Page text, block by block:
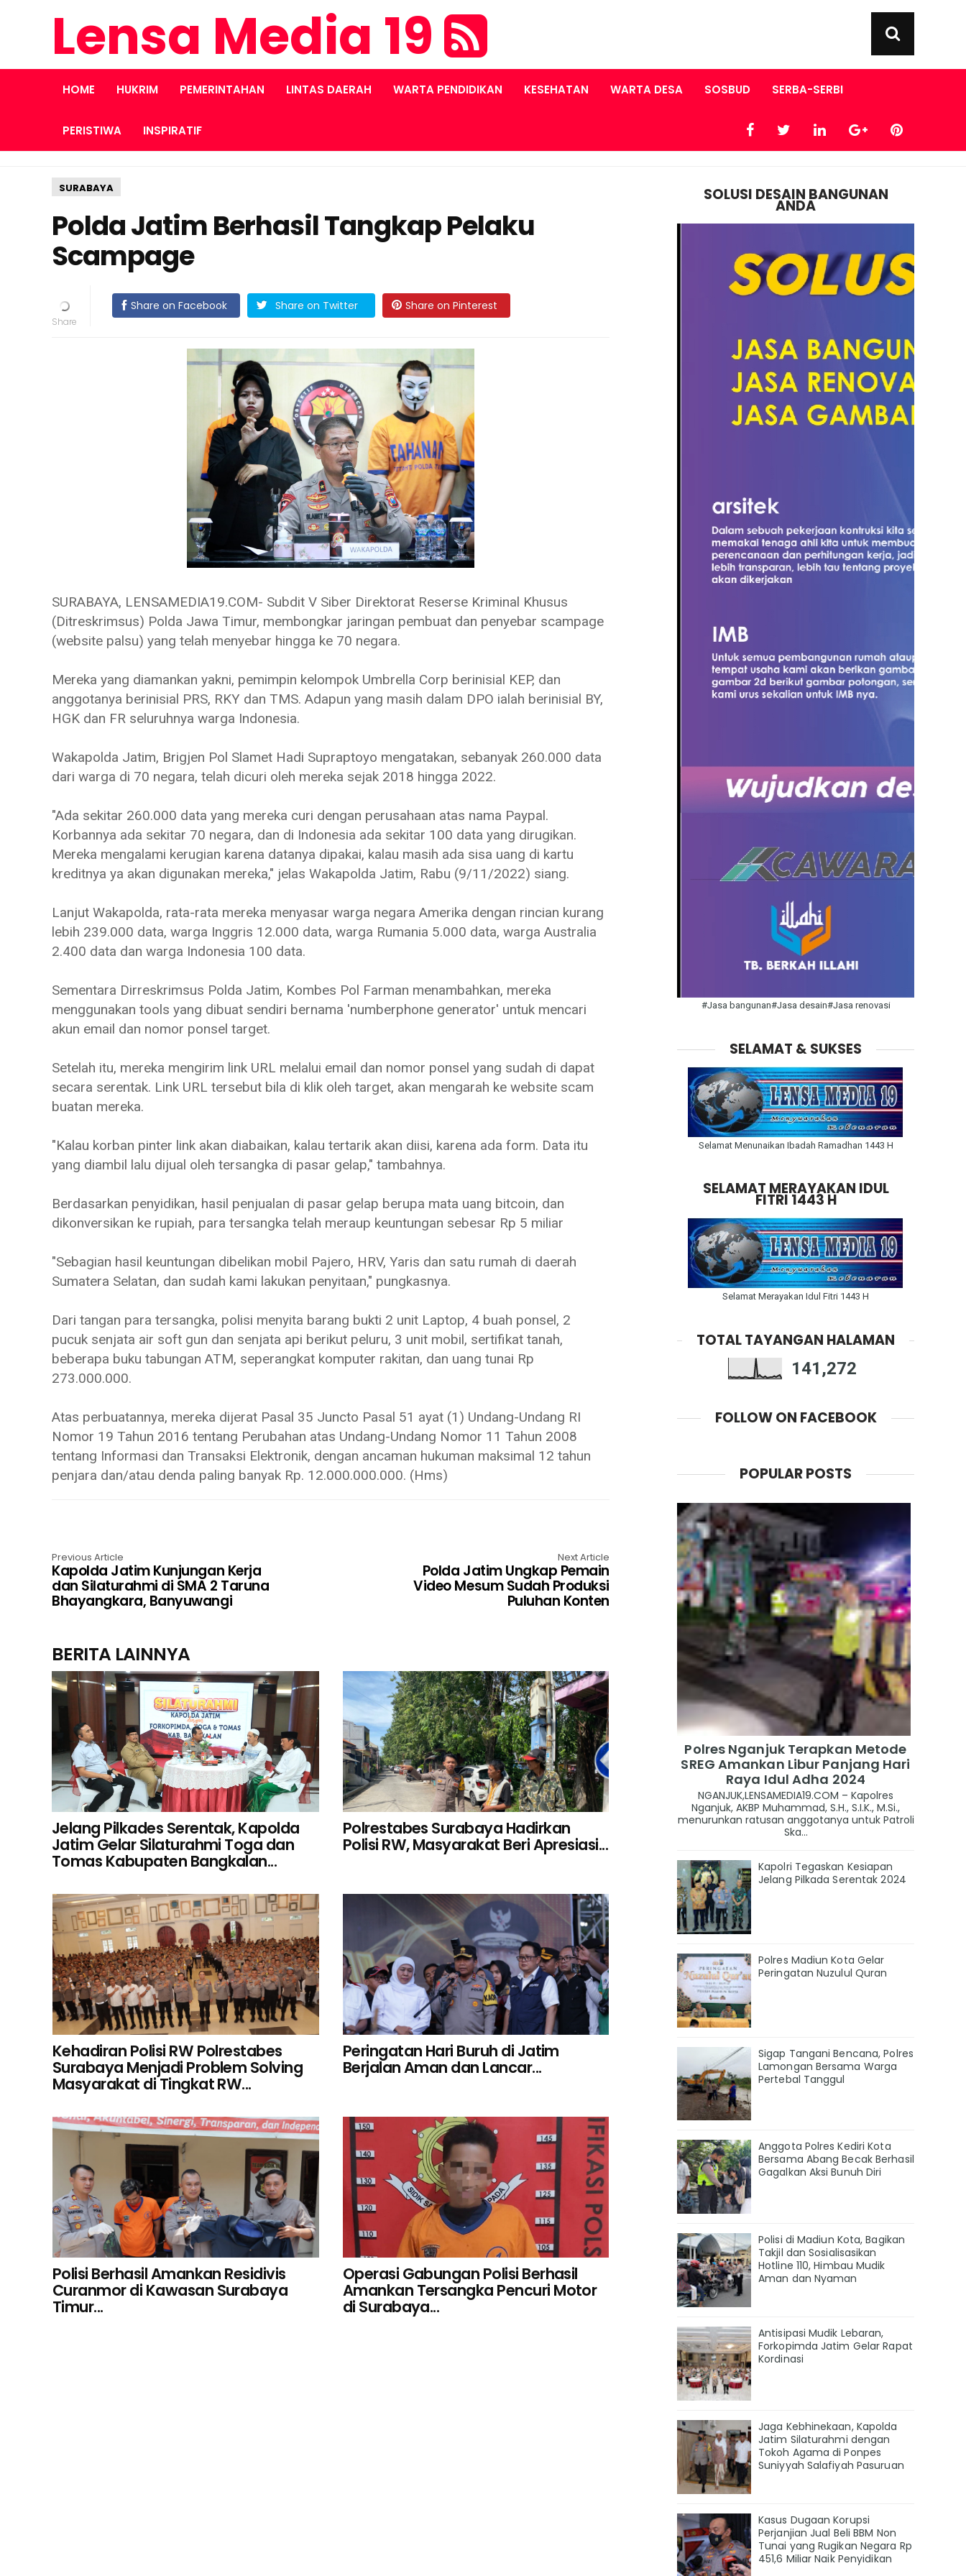
Lensa Media 19
HOME HUKRIM PEMERINTAHAN LINTAS DAERAH WARTA PENDIDIKAN KESEHATAN WARTA DESA SOSBUD SERBA-SERBI
PERISTIWA INSPIRATIF
SURABAYA
Polda Jatim Berhasil Tangkap Pelaku
Scampage
Share on Facebook Share on Twitter Share on Pinterest
SURABAYA, LENSAMEDIA19.COM- Subdit V Siber Direktorat Reserse Kriminal Khusus
(Ditreskrimsus) Polda Jawa Timur, membongkar jaringan pembuat dan penyebar scampage
(website palsu) yang telah menyebar hingga ke 70 negara.
Mereka yang diamankan yakni, pemimpin kelompok Umbrella Corp berinisial KEP, dan
anggotanya berinisial PRS, RKY dan TMS. Adapun yang masih dalam DPO ialah berinisial BY,
HGK dan FR seluruhnya warga Indonesia.
Wakapolda Jatim, Brigjen Pol Slamet Hadi Supraptoyo mengatakan, sebanyak 260.000 data
dari warga di 70 negara, telah dicuri oleh mereka sejak 2018 hingga 2022.
"Ada sekitar 260.000 data yang mereka curi dengan perusahaan atas nama Paypal.
Korbannya ada sekitar 70 negara, dan di Indonesia ada sekitar 100 data yang dirugikan.
Mereka mengalami kerugian karena datanya dipakai, kalau masih ada sisa uang di kartu
kreditnya ya akan digunakan mereka," jelas Wakapolda Jatim, Rabu (9/11/2022) siang.
Lanjut Wakapolda, rata-rata mereka menyasar warga negara Amerika dengan rincian kurang
lebih 239.000 data, warga Inggris 12.000 data, warga Rumania 5.000 data, warga Australia
2.400 data dan warga Indonesia 100 data.
Sementara Dirreskrimsus Polda Jatim, Kombes Pol Farman menambahkan, mereka
menggunakan tools yang dibuat sendiri bernama 'numberphone generator' untuk mencari
akun email dan nomor ponsel target.
Setelah itu, mereka mengirim link URL melalui email dan nomor ponsel yang sudah di dapat
secara serentak. Link URL tersebut bila di klik oleh target, akan mengarah ke website scam
buatan mereka.
"Kalau korban pinter link akan diabaikan, kalau tertarik akan diisi, karena ada form. Data itu
yang diambil lalu dijual oleh tersangka di pasar gelap," tambahnya.
Berdasarkan penyidikan, hasil penjualan di pasar gelap berupa mata uang bitcoin, dan
dikonversikan ke rupiah, para tersangka telah meraup keuntungan sebesar Rp 5 miliar
"Sebagian hasil keuntungan dibelikan mobil Pajero, HRV, Yaris dan satu rumah di daerah
Sumatera Selatan, dan sudah kami lakukan penyitaan," pungkasnya.
Dari tangan para tersangka, polisi menyita barang bukti 2 unit Laptop, 4 buah ponsel, 2
pucuk senjata air soft gun dan senjata api berikut peluru, 3 unit mobil, sertifikat tanah,
beberapa buku tabungan ATM, seperangkat komputer rakitan, dan uang tunai Rp
273.000.000.
Atas perbuatannya, mereka dijerat Pasal 35 Juncto Pasal 51 ayat (1) Undang-Undang RI
Nomor 19 Tahun 2016 tentang Perubahan atas Undang-Undang Nomor 11 Tahun 2008
tentang Informasi dan Transaksi Elektronik, dengan ancaman hukuman maksimal 12 tahun
penjara dan/atau denda paling banyak Rp. 12.000.000.000. (Hms)
Previous Article
Kapolda Jatim Kunjungan Kerja
dan Silaturahmi di SMA 2 Taruna
Bhayangkara, Banyuwangi
Next Article
Polda Jatim Ungkap Pemain
Video Mesum Sudah Produksi
Puluhan Konten
BERITA LAINNYA
Jelang Pilkades Serentak, Kapolda
Jatim Gelar Silaturahmi Toga dan
Tomas Kabupaten Bangkalan...
Polrestabes Surabaya Hadirkan
Polisi RW, Masyarakat Beri Apresiasi...
Kehadiran Polisi RW Polrestabes
Surabaya Menjadi Problem Solving
Masyarakat di Tingkat RW...
Peringatan Hari Buruh di Jatim
Berjalan Aman dan Lancar...
Polisi Berhasil Amankan Residivis
Curanmor di Kawasan Surabaya
Timur...
Operasi Gabungan Polisi Berhasil
Amankan Tersangka Pencuri Motor
di Surabaya...
SOLUSI DESAIN BANGUNAN
ANDA
#Jasa bangunan#Jasa desain#Jasa renovasi
SELAMAT & SUKSES
Selamat Menunaikan Ibadah Ramadhan 1443 H
SELAMAT MERAYAKAN IDUL
FITRI 1443 H
Selamat Merayakan Idul Fitri 1443 H
TOTAL TAYANGAN HALAMAN
141,272
FOLLOW ON FACEBOOK
POPULAR POSTS
Polres Nganjuk Terapkan Metode
SREG Amankan Libur Panjang Hari
Raya Idul Adha 2024
NGANJUK,LENSAMEDIA19.COM – Kapolres
Nganjuk, AKBP Muhammad, S.H., S.I.K., M.Si.,
menurunkan ratusan anggotanya untuk Patroli
Ska...
Kapolri Tegaskan Kesiapan
Jelang Pilkada Serentak 2024
Polres Madiun Kota Gelar
Peringatan Nuzulul Quran
Sigap Tangani Bencana, Polres
Lamongan Bersama Warga
Pertebal Tanggul
Anggota Polres Kediri Kota
Bersama Abang Becak Berhasil
Gagalkan Aksi Bunuh Diri
Polisi di Madiun Kota, Bagikan
Takjil dan Sosialisasikan
Hotline 110, Himbau Mudik
Aman dan Nyaman
Antisipasi Mudik Lebaran,
Forkopimda Jatim Gelar Rapat
Kordinasi
Jaga Kebhinekaan, Kapolda
Jatim Silaturahmi dengan
Tokoh Agama di Ponpes
Suniyyah Salafiyah Pasuruan
Kasus Dugaan Korupsi
Perjanjian Jual Beli BBM Non
Tunai yang Rugikan Negara Rp
451,6 Miliar Naik Penyidikan